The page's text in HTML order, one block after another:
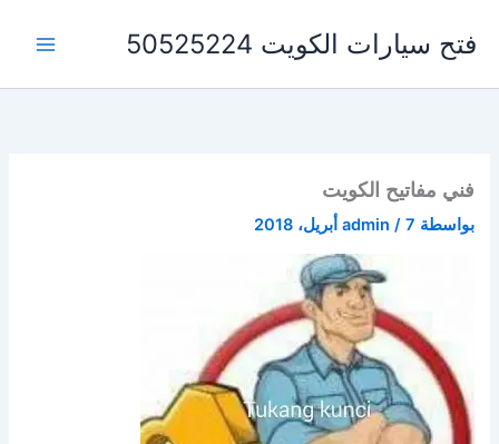
المحتوى
فتح سيارات الكويت 50525224
فني مفاتيح الكويت
بواسطة admin / 7 أبريل، 2018